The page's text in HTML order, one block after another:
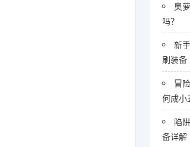
奥
吗？
新
刷装备
冒
何成小
陷
备详解